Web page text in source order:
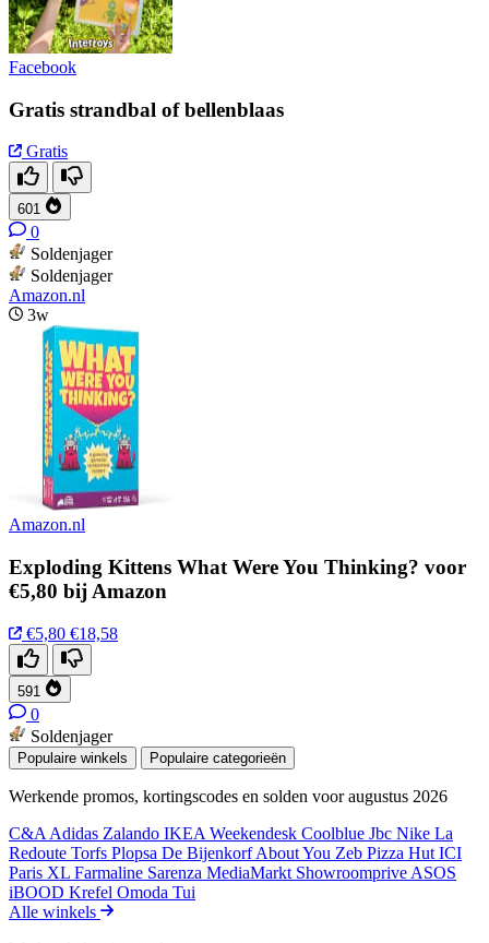
Facebook
Gratis strandbal of bellenblaas
Gratis
601
0
Soldenjager
Soldenjager
Amazon.nl
3w
Amazon.nl
Exploding Kittens What Were You Thinking? voor
€5,80 bij Amazon
€5,80 €18,58
591
0
Soldenjager
Populaire winkels Populaire categorieën
Werkende promos, kortingscodes en solden voor augustus 2026
C&A Adidas Zalando IKEA Weekendesk Coolblue Jbc Nike La
Redoute Torfs Plopsa De BijenkorfAbout You Zeb Pizza Hut ICI
Paris XL Farmaline Sarenza MediaMarkt Showroomprive ASOS
iBOOD Krefel Omoda Tui
Alle winkels